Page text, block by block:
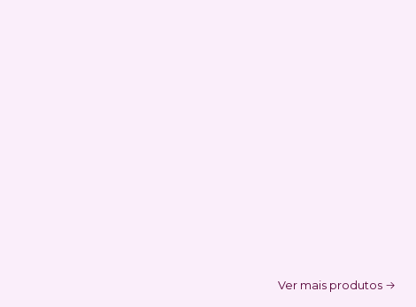
Ver mais produtos